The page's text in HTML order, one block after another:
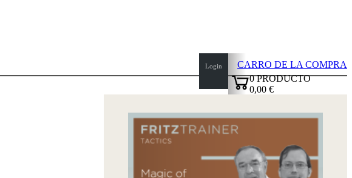
Login
CARRO DE LA COMPRA
0PRODUCTO
0,00 €
top
page
Inicio
Autores
Aperturas